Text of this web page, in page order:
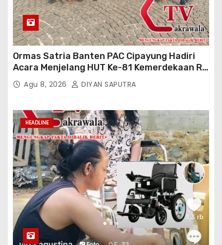
Ormas Satria Banten PAC Cipayung Hadiri
Acara Menjelang HUT Ke-81 Kemerdekaan RI
Di Silang Monas
Agu 8, 2026 DIYAN SAPUTRA
HEADLINE